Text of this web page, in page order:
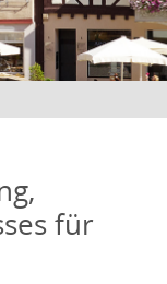
für